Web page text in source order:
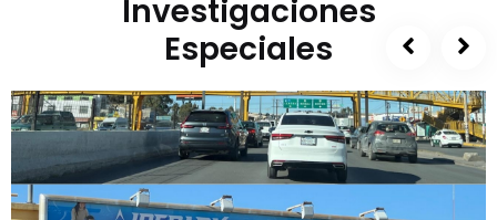
Investigaciones
Especiales